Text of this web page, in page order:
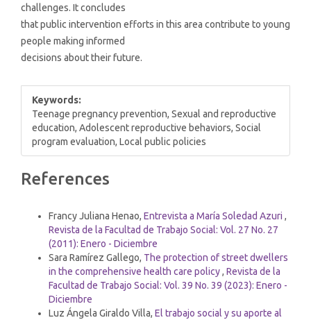
challenges. It concludes
that public intervention efforts in this area contribute to young
people making informed
decisions about their future.
Keywords:
Teenage pregnancy prevention, Sexual and reproductive
education, Adolescent reproductive behaviors, Social
program evaluation, Local public policies
Article
References
Francy Juliana Henao, Entrevista a María Soledad Azuri ,
Revista de la Facultad de Trabajo Social: Vol. 27 No. 27
(2011): Enero - Diciembre
Sara Ramírez Gallego, The protection of street dwellers
in the comprehensive health care policy, Revista de la
Facultad de Trabajo Social: Vol. 39 No. 39 (2023): Enero -
Diciembre
Luz Ángela Giraldo Villa, El trabajo social y su aporte al